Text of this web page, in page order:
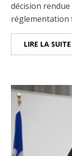
décision
réglementation
LIRE LA SUITE